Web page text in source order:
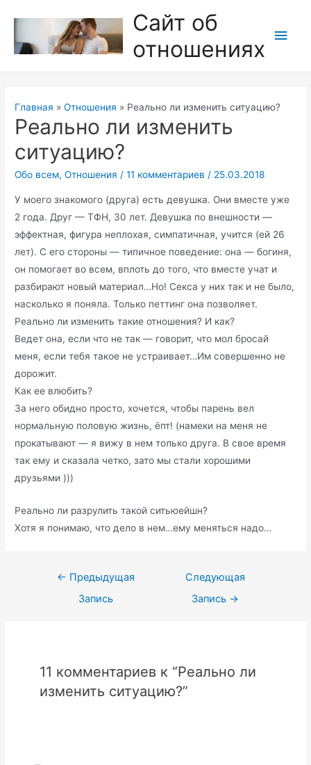
содержимому
Сайт об
отношениях
Главная Отношения Реально ли изменить ситуацию?
Реально ли изменить
ситуацию?
Обо всем,Отношения /11 комментариев / 25.03.2018
У моего знакомого (друга) есть девушка. Они вместе уже
2 года. Друг — ТФН, 30 лет. Девушка по внешности —
эффектная, фигура неплохая, симпатичная, учится (ей 26
лет). С его стороны — типичное поведение: она — богиня,
он помогает во всем, вплоть до того, что вместе учат и
разбирают новый материал…Но! Секса у них так и не было,
насколько я поняла. Только петтинг она позволяет.
Реально ли изменить такие отношения? И как?
Ведет она, если что не так — говорит, что мол бросай
меня, если тебя такое не устраивает…Им совершенно не
дорожит.
Как ее влюбить?
За него обидно просто, хочется, чтобы парень вел
нормальную половую жизнь, ёпт! (намеки на меня не
прокатывают — я вижу в нем только друга. В свое время
так ему и сказала четко, зато мы стали хорошими
друзьями )))
Реально ли разрулить такой ситьюейшн?
Хотя я понимаю, что дело в нем…ему меняться надо…
Навигация
← Предыдущая
Запись
Следующая
Запись →
11 комментариев к “Реально ли
изменить ситуацию?”